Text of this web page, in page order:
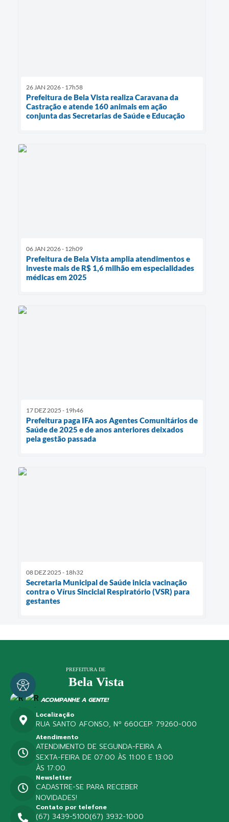
26 JAN 2026 - 17h58
Prefeitura de Bela Vista realiza Caravana da
Castração e atende 160 animais em ação
conjunta das Secretarias de Saúde e Educação
06 JAN 2026 - 12h09
Prefeitura de Bela Vista amplia atendimentos e
investe mais de R$ 1,6 milhão em especialidades
médicas em 2025
17 DEZ 2025 - 19h46
Prefeitura paga IFA aos Agentes Comunitários de
Saúde de 2025 e de anos anteriores deixados
pela gestão passada
08 DEZ 2025 - 18h32
Secretaria Municipal de Saúde inicia vacinação
contra o Vírus Sincicial Respiratório (VSR) para
gestantes
ACOMPANHE A GENTE!
Localização
RUA SANTO AFONSO, Nº 660CEP: 79260-000
Contato por telefone
(67) 3439-5100(67) 3932-1000
Atendimento
ATENDIMENTO DE SEGUNDA-FEIRA A
SEXTA-FEIRA DE 07:00 ÀS 11:00 E 13:00
ÀS 17:00.
Newsletter
CADASTRE-SE PARA RECEBER
NOVIDADES!